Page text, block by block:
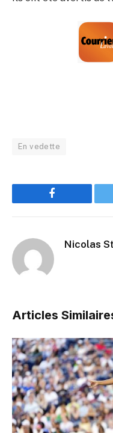
En vedette
Facebook
Nicolas
Articles